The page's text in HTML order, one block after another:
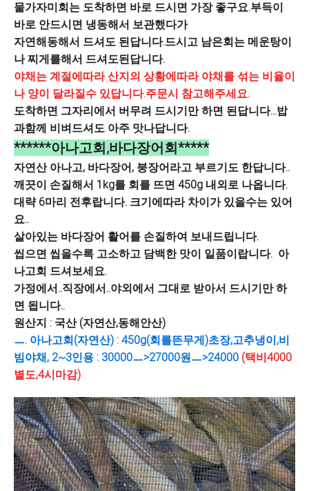
물가자미회는 도착하면 바로 드시면 가장 좋구요.부득이
바로 안드시면 냉동해서 보관했다가
자연해동해서 드셔도 된답니다.드시고 남은회는 메운탕이
나 찌게를해서 드셔도된답니다.
야채는 계절에따라 산지의 상황에따라 야채를 섞는 비율이
나 양이 달라질수 있답니다.주문시 참고해주세요.
도착하면 그자리에서 버무려 드시기만 하면 된답니다...밥
과함께 비벼드셔도 아주 맛나답니다.
******아나고회,바다장어회*****
자연산 아나고, 바다장어, 붕장어라고 부르기도 한답니다..
깨끗이 손질해서 1kg를 회를 뜨면 450g 내외로 나옵니다.
대략 6마리 전후랍니다. 크기에따라 차이가 있을수는 있어
요..
살아있는 바다장어 활어를 손질하여 보내드립니다.
씹으면 씹을수록 고소하고 담백한 맛이 일품이랍니다. 아
나고회 드셔보세요.
가정에서..직장에서..야외에서 그대로 받아서 드시기만 하
면 됩니다..
원산지 : 국산 (자연산,동해안산)
ㅡ. 아나고회(자연산) : 450g(회를뜬무게)초장,고추냉이,비
빔야채, 2~3인용 : 30000ㅡ>27000원ㅡ>24000 (택비4000
별도,4시마감)